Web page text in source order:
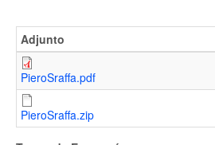
Adjunto
PieroSraffa.pdf
PieroSraffa.zip